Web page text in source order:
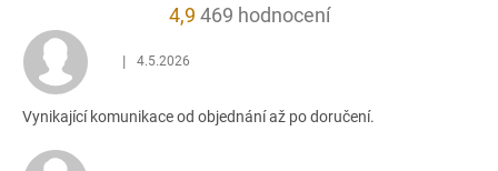
4,9 Průměrné
4,9
469 hodnocení
Hodnocení obchodu je 5 z 5 hvězdiček.
| 4.5.2026
Vynikající komunikace od objednání až po doručení.